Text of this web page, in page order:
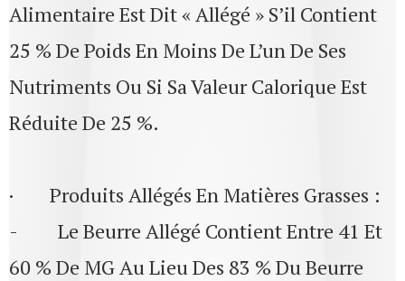
Alimentaire Est Dit « Allégé » S’il Contient
25 % De Poids En Moins De L’un De Ses
Nutriments Ou Si Sa Valeur Calorique Est
Réduite De 25 %.
· Produits Allégés En Matières Grasses :
- Le Beurre Allégé Contient Entre 41 Et
60 % De MG Au Lieu Des 83 % Du Beurre